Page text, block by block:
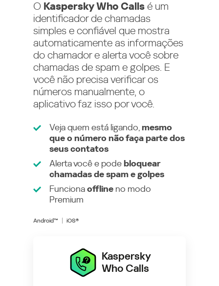
O Kaspersky Who Calls é um
identificador de chamadas
simples e confiável que mostra
automaticamente as informações
do chamador e alerta você sobre
chamadas de spam e golpes. E
você não precisa verificar os
números manualmente, o
aplicativo faz isso por você.
Veja quem está ligando, mesmo
que o número não faça parte dos
seus contatos
Alerta você e podebloquear
chamadas de spam e golpes
Funcionaoffline no modo
Premium
Android™ iOS®
Kaspersky
Who Calls